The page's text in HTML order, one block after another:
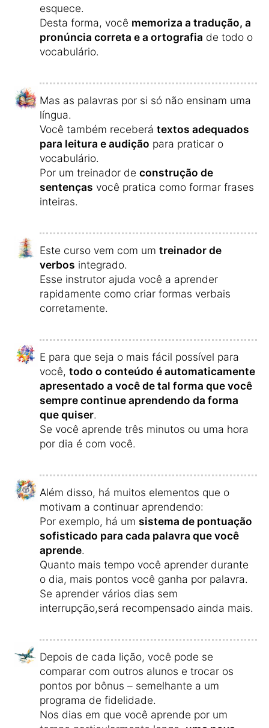
esquece.
Desta forma, você memoriza a tradução, a
pronúncia correta e a ortografia de todo o
vocabulário.
Mas as palavras por si só não ensinam uma
língua.
Você também receberá textos adequados
para leitura e audição para praticar o
vocabulário.
Por um treinador de construção de
sentenças você pratica como formar frases
inteiras.
Este curso vem com um treinador de
verbos integrado.
Esse instrutor ajuda você a aprender
rapidamente como criar formas verbais
corretamente.
E para que seja o mais fácil possível para
você, todo o conteúdo é automaticamente
apresentado a você de tal forma que você
sempre continue aprendendo da forma
que quiser.
Se você aprende três minutos ou uma hora
por dia é com você.
Além disso, há muitos elementos que o
motivam a continuar aprendendo:
Por exemplo, há um sistema de pontuação
sofisticado para cada palavra que você
aprende.
Quanto mais tempo você aprender durante
o dia, mais pontos você ganha por palavra.
Se aprender vários dias sem
interrupção,será recompensado ainda mais.
Depois de cada lição, você pode se
comparar com outros alunos e trocar os
pontos por bônus – semelhante a um
programa de fidelidade.
Nos dias em que você aprende por um